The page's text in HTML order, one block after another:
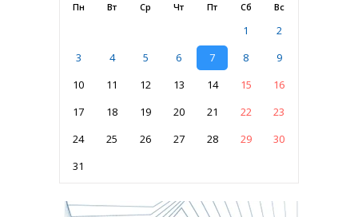
Пн Вт Ср Чт Пт Сб Вс
1
2
3
4 5 6 7 8
9
10
11 12 13 14 15
16
17
18 19 20 21 22
23
24
25 26 27 28 29
30
31